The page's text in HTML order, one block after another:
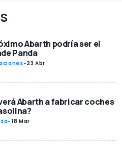
Abarth podría ser el
Panda
-23 Abr
Abarth a fabricar coches
-18 Mar